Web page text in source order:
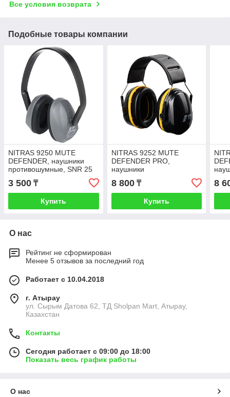
Все условия возврата
Подобные товары компании
NITRAS 9250 MUTE
DEFENDER, наушники
противошумные, SNR 25
дБ, антрацитово-черные
3 500 ₸
Купить
NITRAS 9252 MUTE
DEFENDER PRO,
наушники
противошумные, SNR 32
дБ, черно-желтые
8 800₸
Купить
дБ,
8
О нас
Рейтинг не сформирован
Менее 5 отзывов за последний год
Работает с 10.04.2018
г. Атырау
ул. Сырым Датова 62, ТД Sholpan Mart, Атырау,
Казахстан
Контакты
Сегодня работает с 09:00 до 18:00
Показать весь график работы
О нас